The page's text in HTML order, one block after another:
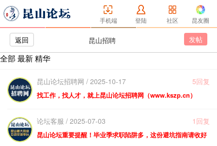
手机端 登陆 社区 昆友圈
返回 昆山招聘 发帖
全部 最新精华
昆山论坛招聘网 / 2025-10-17 5回复
找工作，找人才，就上昆山论坛招聘网（www.kszp.cn）
论坛客服 / 2025-07-03 1回复
昆山论坛重要提醒！毕业季求职陷阱多，这份避坑指南请收好